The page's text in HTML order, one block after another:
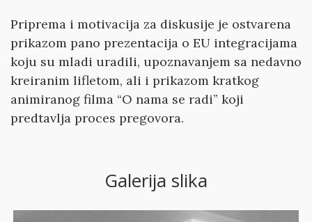
Priprema i motivacija za diskusije je ostvarena
prikazom pano prezentacija o EU integracijama
koju su mladi uradili, upoznavanjem sa nedavno
kreiranim lifletom, ali i prikazom kratkog
animiranog filma “O nama se radi” koji
predtavlja proces pregovora.
Galerija slika